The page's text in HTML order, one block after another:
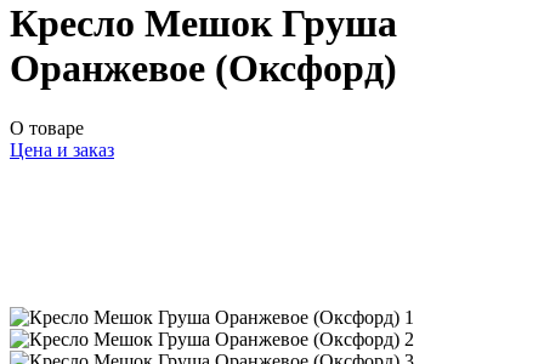
Кресло Мешок Груша
Оранжевое (Оксфорд)
О товаре
Цена и заказ